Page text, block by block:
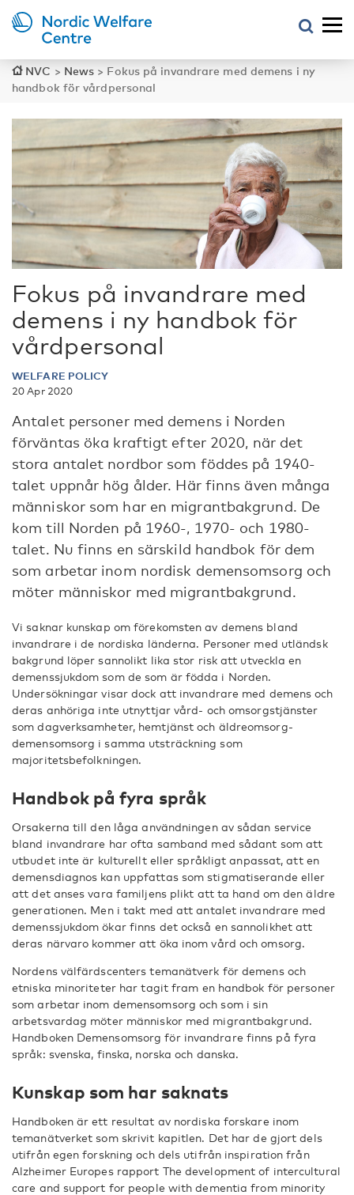
NVC > News > Fokus på invandrare med demens i ny
handbok för vårdpersonal
Fokus på invandrare med
demens i ny handbok för
vårdpersonal
WELFARE POLICY
20 Apr 2020
Antalet personer med demens i Norden
förväntas öka kraftigt efter 2020, när det
stora antalet nordbor som föddes på 1940-
talet uppnår hög ålder. Här finns även många
människor som har en migrantbakgrund. De
kom till Norden på 1960-, 1970- och 1980-
talet. Nu finns en särskild handbok för dem
som arbetar inom nordisk demensomsorg och
möter människor med migrantbakgrund.
Vi saknar kunskap om förekomsten av demens bland
invandrare i de nordiska länderna. Personer med utländsk
bakgrund löper sannolikt lika stor risk att utveckla en
demenssjukdom som de som är födda i Norden.
Undersökningar visar dock att invandrare med demens och
deras anhöriga inte utnyttjar vård- och omsorgstjänster
som dagverksamheter, hemtjänst och äldreomsorg-
demensomsorg i samma utsträckning som
majoritetsbefolkningen.
Handbok på fyra språk
Orsakerna till den låga användningen av sådan service
bland invandrare har ofta samband med sådant som att
utbudet inte är kulturellt eller språkligt anpassat, att en
demensdiagnos kan uppfattas som stigmatiserande eller
att det anses vara familjens plikt att ta hand om den äldre
generationen. Men i takt med att antalet invandrare med
demenssjukdom ökar finns det också en sannolikhet att
deras närvaro kommer att öka inom vård och omsorg.
Nordens välfärdscenters temanätverk för demens och
etniska minoriteter har tagit fram en handbok för personer
som arbetar inom demensomsorg och som i sin
arbetsvardag möter människor med migrantbakgrund.
Handboken Demensomsorg för invandrare finns på fyra
språk: svenska, finska, norska och danska.
Kunskap som har saknats
Handboken är ett resultat av nordiska forskare inom
temanätverket som skrivit kapitlen. Det har de gjort dels
utifrån egen forskning och dels utifrån inspiration från
Alzheimer Europes rapport The development of intercultural
care and support for people with dementia from minority